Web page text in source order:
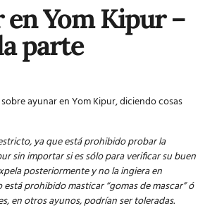
en Yom Kipur –
parte
ayunar en Yom Kipur,diciendo cosas
ya que está prohibido probar la
sin importar si es sólo para verificar su buen
posteriormente y no la ingiera en
prohibido masticar “gomas de mascar” ó
en otros ayunos, podrían ser toleradas.